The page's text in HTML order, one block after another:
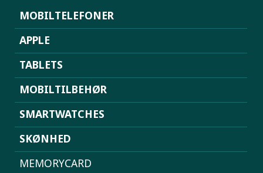
MOBILTELEFONER
APPLE
TABLETS
MOBILTILBEHØR
SMARTWATCHES
SKØNHED
MEMORYCARD